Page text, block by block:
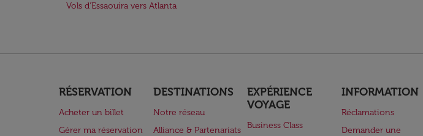
Vols d'Essaouira vers Atlanta
RÉSERVATION
Acheter un billet
Gérer ma réservation
DESTINATIONS
Notre réseau
Alliance & Partenariats
EXPÉRIENCE
VOYAGE
Business Class
INFORMATION
Réclamations
Demander une